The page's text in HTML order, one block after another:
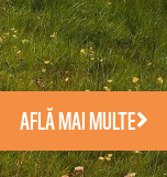
AFLĂ MAI MULTE